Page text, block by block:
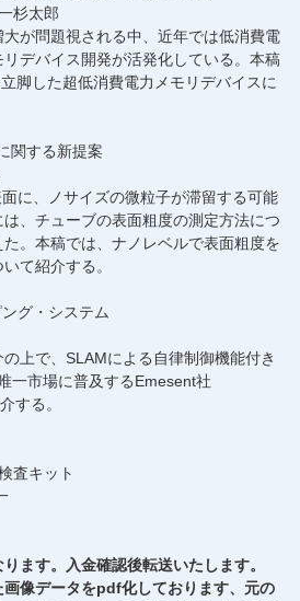
杉太郎
が問題視される中、近年では低消費電
デバイス開発が活発化している。本稿
脚した超低消費電力メモリデバイスに
関する新提案
に、ノサイズの微粒子が滞留する可能
、チューブの表面粗度の測定方法につ
。本稿では、ナノレベルで表面粗度を
て紹介する。
グ・システム
上で、SLAMによる自律制御機能付き
一市場に普及するEmesent社
する。
査キット
ます。入金確認後転送いたします。
画像データをpdf化しております、元の